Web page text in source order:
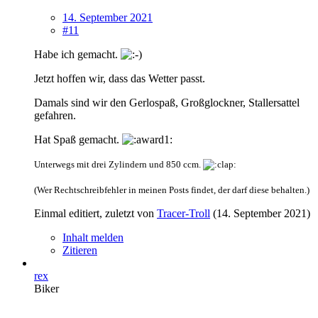
14. September 2021
#11
Habe ich gemacht.
Jetzt hoffen wir, dass das Wetter passt.
Damals sind wir den Gerlospaß, Großglockner, Stallersattel
gefahren.
Hat Spaß gemacht.
Unterwegs mit drei Zylindern und 850 ccm.
(Wer Rechtschreibfehler in meinen Posts findet, der darf diese behalten.)
Einmal editiert, zuletzt von Tracer-Troll (14. September 2021)
Inhalt melden
Zitieren
rex
Biker